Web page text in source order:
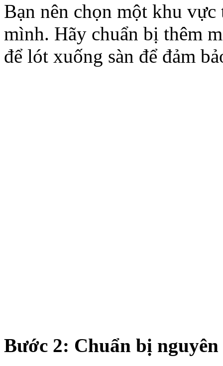
Bạn nên chọn một khu vực
mình. Hãy chuẩn bị thêm
để lót xuống sàn để đảm
Bước 2: Chuẩn bị